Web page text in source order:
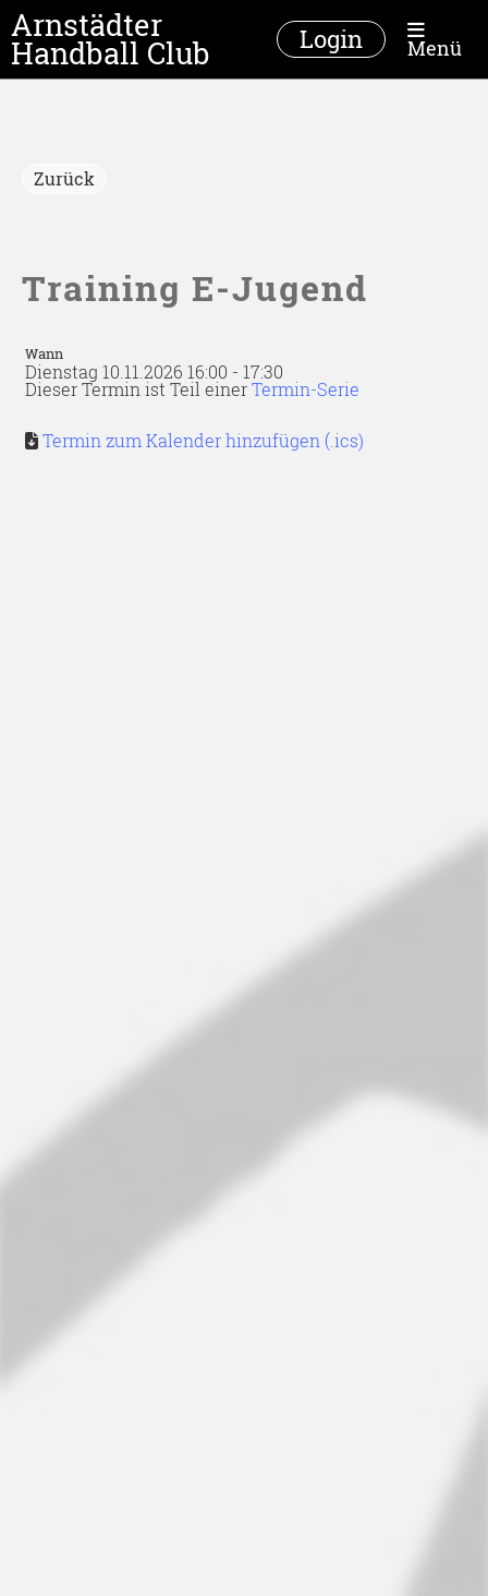
Arnstädter
Handball Club Login Menü
Zurück
Training E-Jugend
Wann
Dienstag 10.11.2026 16:00 - 17:30
Dieser Termin ist Teil einerTermin-Serie
Termin zum Kalender hinzufügen (.ics)